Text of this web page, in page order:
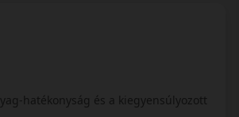
hatékonyság és a kiegyensúlyozott